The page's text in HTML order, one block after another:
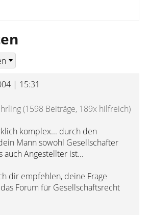
| 15:31
(1598 Beiträge, 189x hilfreich)
komplex... durch den
Mann sowohl Gesellschafter
auch Angestellter ist...
dir empfehlen, deine Frage
Forum für Gesellschaftsrecht